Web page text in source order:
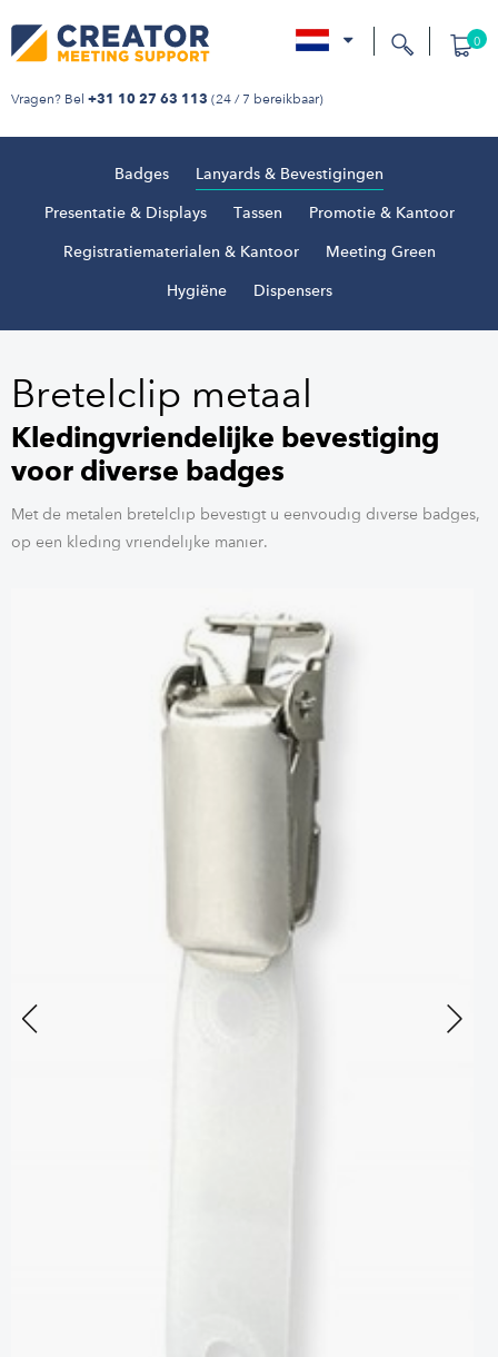
Vragen? Bel +31 10 27 63 113 (24 / 7 bereikbaar)
0
Badges Lanyards & Bevestigingen
Presentatie & Displays Tassen Promotie & Kantoor
Registratiematerialen & Kantoor Meeting Green
Hygiëne Dispensers
Bretelclip metaal
Kledingvriendelijke bevestiging
voor diverse badges
Met de metalen bretelclip bevestigt u eenvoudig diverse badges,
op een kleding vriendelijke manier.